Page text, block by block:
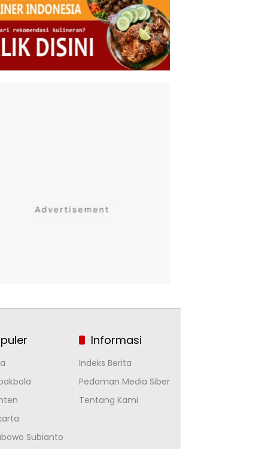
Subianto
Informasi
Indeks Berita
Pedoman Media Siber
Tentang Kami